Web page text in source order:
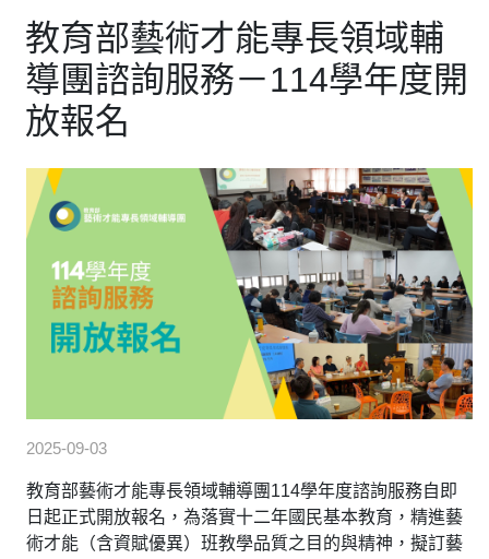
教育部藝術才能專長領域輔
導團諮詢服務－114學年度開
放報名
2025-09-03
教育部藝術才能專長領域輔導團114學年度諮詢服務自即
日起正式開放報名，為落實十二年國民基本教育，精進藝
術才能（含資賦優異）班教學品質之目的與精神，擬訂藝